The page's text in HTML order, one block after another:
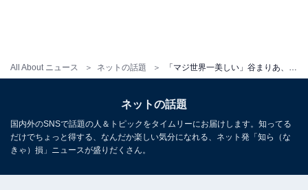
All About ニュース ネットの話題
ネットの話題
国内外のSNSで話題の人＆トピックをタイムリーにお届けします。知ってる
だけでちょっと得する、なんだか楽しい気分になれる、ネット発「知ら（な
きゃ）損」ニュースが盛りだくさん。